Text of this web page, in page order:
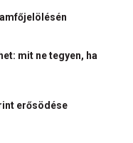
mit ne tegyen, ha
erősödése